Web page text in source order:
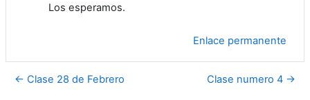
Los esperamos.
Enlace permanente
← Clase 28 de Febrero Clase numero 4 →